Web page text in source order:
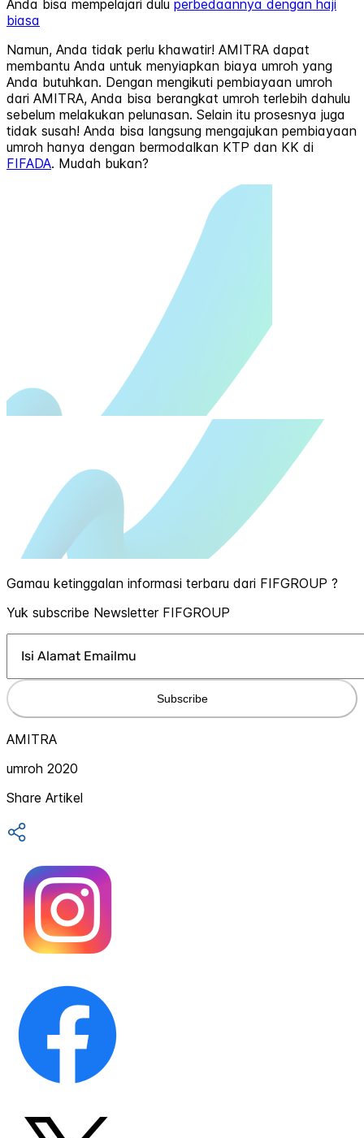
Anda bisa mempelajari dulu perbedaannya dengan haji
biasa
Namun, Anda tidak perlu khawatir! AMITRA dapat
membantu Anda untuk menyiapkan biaya umroh yang
Anda butuhkan. Dengan mengikuti pembiayaan umroh
dari AMITRA, Anda bisa berangkat umroh terlebih dahulu
sebelum melakukan pelunasan. Selain itu prosesnya juga
tidak susah! Anda bisa langsung mengajukan pembiayaan
umroh hanya dengan bermodalkan KTP dan KK di
FIFADA. Mudah bukan?
Gamau ketinggalan informasi terbaru dari FIFGROUP ?
Yuk subscribe Newsletter FIFGROUP
Subscribe
AMITRA
umroh 2020
Share Artikel